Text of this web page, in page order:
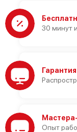
30 минут
Опыт